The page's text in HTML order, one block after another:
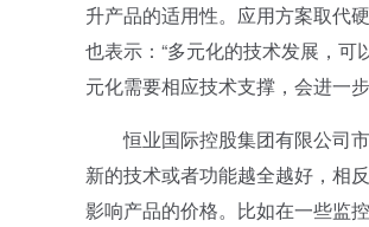
升产品的适用性。应用方案取代
也表示：“多元化的技术发展，
元化需要相应技术支撑，会进一
恒业国际控股集团有限公司市
新的技术或者功能越全越好，相
影响产品的价格。比如在一些监